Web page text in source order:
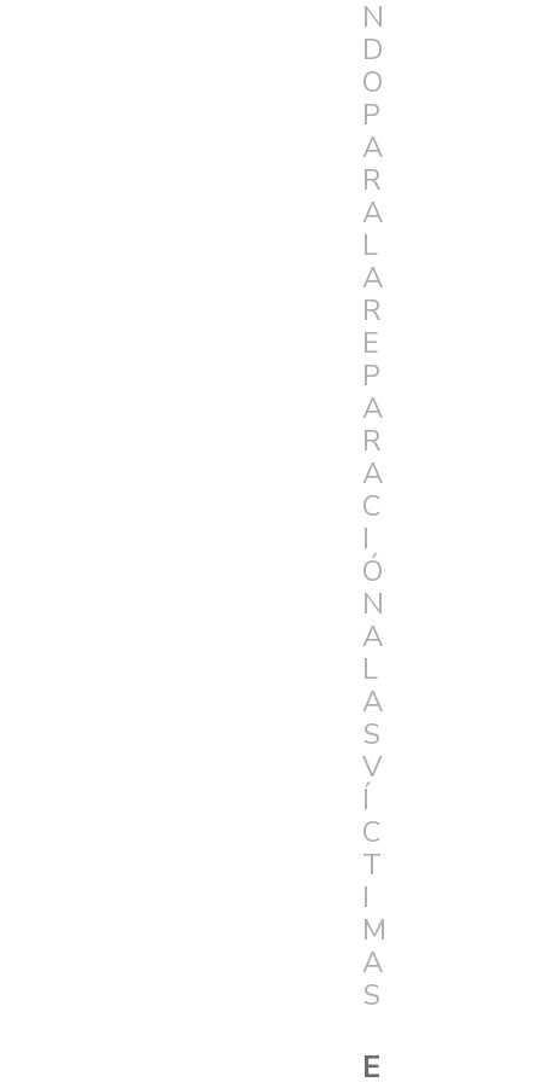
N
D
O
P
A
R
A
L
A
R
E
P
A
R
A
C
I
Ó
N
A
L
A
S
V
Í
C
T
I
M
A
S
E